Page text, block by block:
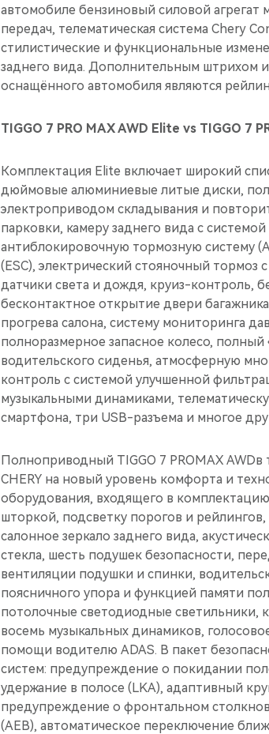
автомобиле бензиновый силовой
передач, телематическая система Chery
стилистические и функциональные
заднего вида. Дополнительным штрихом
оснащённого автомобиля являются
TIGGO 7 PRO MAX AWD Elite vs TIGGO 7
Комплектация Elite включает широкий
дюймовые алюминиевые литые диски,
электроприводом складывания и
парковки, камеру заднего вида c
антиблокировочную тормозную систему
(ESС), электрический стояночный
датчики света и дождя, круиз-контроль,
бесконтактное открытие двери
прогрева салона, систему мониторинга
полноразмерное запасное колесо,
водительского сиденья, атмосферную
контроль с системой улучшенной
музыкальными динамиками,
смартфона, три USB-разъема и многое
Полноприводный TIGGO 7 PROMAX
CHERY на новый уровень комфорта и
оборудования, входящего в
шторкой, подсветку порогов и
салонное зеркало заднего вида,
стекла, шесть подушек безопасности,
вентиляции подушки и спинки,
поясничного упора и функцией памяти
потолочные светодиодные светильники,
восемь музыкальных динамиков,
помощи водителю ADAS. В пакет
систем: предупреждение о покидании
удержание в полосе (LKA), адаптивный
предупреждение о фронтальном
(AEB), автоматическое переключение